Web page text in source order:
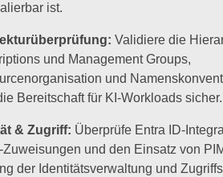
ist.
Validiere die
und Management Groups,
und
Bereitschaft für KI-Workloads sicher.
& Zugriff: Überprüfe Entra ID-
Zuweisungen und den Einsatz von
der Identitätsverwaltung und